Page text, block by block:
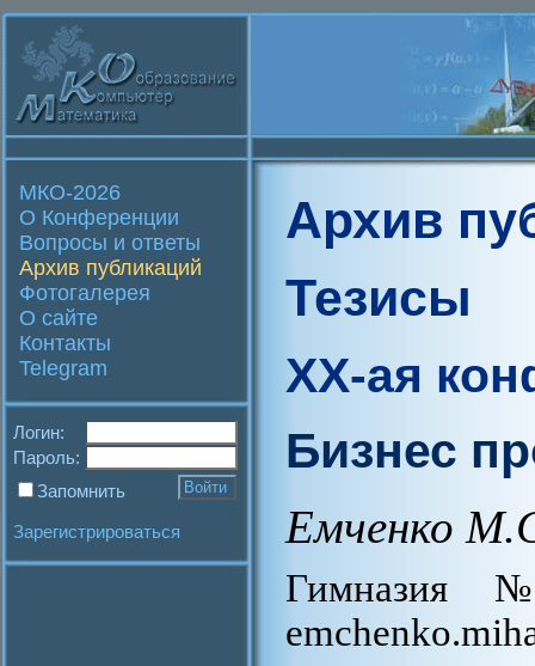
МКО-2026
О Конференции
Вопросы и ответы
Архив публикаций
Фотогалерея
О сайте
Контакты
Telegram
Логин:
Пароль:
Запомнить
Зарегистрироваться
Архив
Тезисы
XX-ая
Бизнес
Емченко
Гимназия